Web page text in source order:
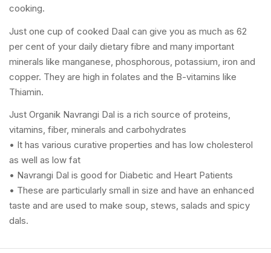
cooking.
Just one cup of cooked Daal can give you as much as 62
per cent of your daily dietary fibre and many important
minerals like manganese, phosphorous, potassium, iron and
copper. They are high in folates and the B-vitamins like
Thiamin.
Just Organik Navrangi Dal is a rich source of proteins,
vitamins, fiber, minerals and carbohydrates
• It has various curative properties and has low cholesterol
as well as low fat
• Navrangi Dal is good for Diabetic and Heart Patients
• These are particularly small in size and have an enhanced
taste and are used to make soup, stews, salads and spicy
dals.